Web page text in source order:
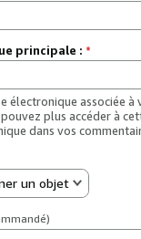
principale : *
électronique associée
plus accéder à
dans vos
un objet